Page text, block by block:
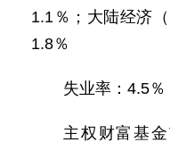
1.1％；大陆经济
1.8％
失业率：4.5％
主权财富基